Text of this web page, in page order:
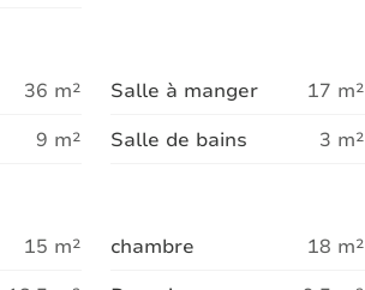
36 m² Salle à manger 17 m²
9 m² Salle de bains 3 m²
15 m² chambre 18 m²